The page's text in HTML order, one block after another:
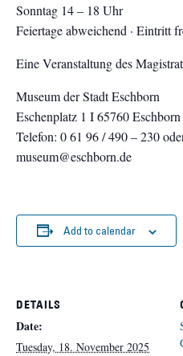
Sonntag 14 – 18 Uhr
Feiertage abweichend · Eintritt
Eine Veranstaltung des
Museum der Stadt Eschborn
Eschenplatz 1 I 65760 Eschborn
Telefon: 0 61 96 / 490 – 230
museum@eschborn.de
Add to calendar
DETAILS
Date:
Tuesday, 18. November 2025